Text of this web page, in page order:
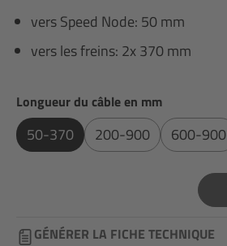
vers Speed Node: 50 mm
vers les freins: 2x 370 mm
Sélectionnez
Longueur du câble en mm
50-370 200-900 600-900
GÉNÉRER LA FICHE TECHNIQUE